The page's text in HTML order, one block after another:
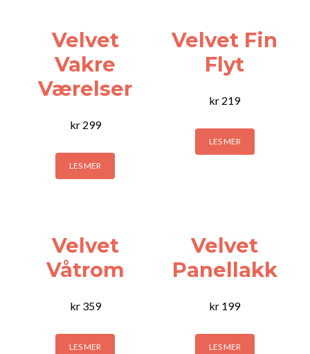
Velvet
Vakre
Værelser
kr299
LES MER
Velvet Fin
Flyt
kr 219
LES MER
Velvet
Våtrom
kr359
LES MER
Velvet
Panellakk
kr 199
LES MER